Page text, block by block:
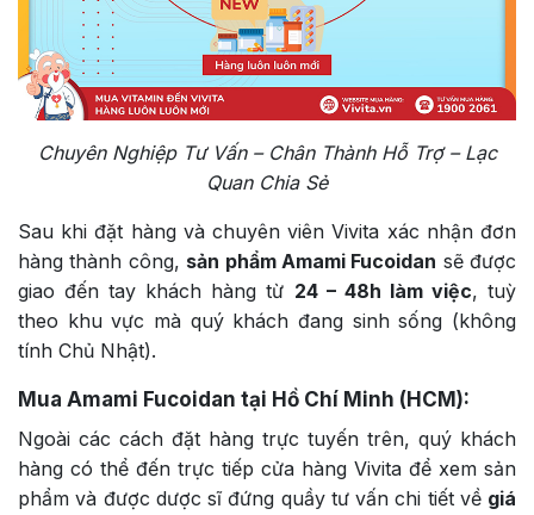
Chuyên Nghiệp Tư Vấn – Chân Thành Hỗ Trợ – Lạc
Quan Chia Sẻ
Sau khi đặt hàng và chuyên viên Vivita xác nhận đơn
hàng thành công, sản phẩm Amami Fucoidan sẽ được
giao đến tay khách hàng từ 24 – 48h làm việc, tuỳ
theo khu vực mà quý khách đang sinh sống (không
tính Chủ Nhật).
Mua Amami Fucoidan tại Hồ Chí Minh (HCM):
Ngoài các cách đặt hàng trực tuyến trên, quý khách
hàng có thể đến trực tiếp cửa hàng Vivita để xem sản
phẩm và được dược sĩ đứng quầy tư vấn chi tiết về giá